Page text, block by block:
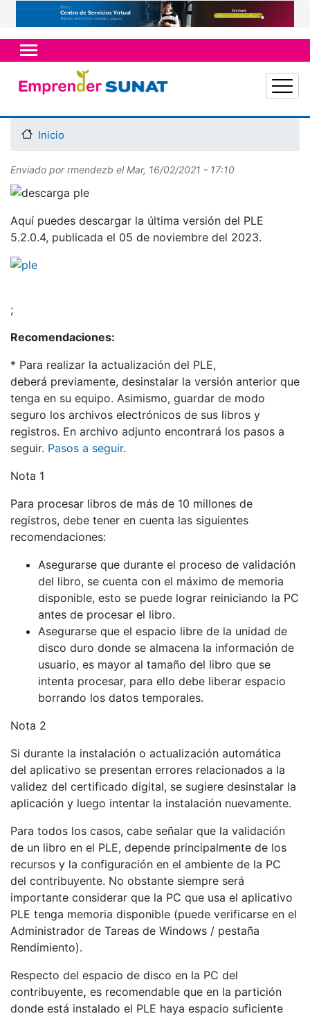
Pasar
al
contenido
principal
Inicio
Enviado porrmendezb elMar, 16/02/2021 - 17:10
Aquí puedes descargar la última versión del PLE
5.2.0.4, publicada el 05 de noviembre del 2023.
;
Recomendaciones:
* Para realizar la actualización del PLE,
deberá previamente, desinstalar la versión anterior que
tenga en su equipo. Asimismo, guardar de modo
seguro los archivos electrónicos de sus libros y
registros. En archivo adjunto encontrará los pasos a
seguir. Pasos a seguir.
Nota 1
Para procesar libros de más de 10 millones de
registros, debe tener en cuenta las siguientes
recomendaciones:
Asegurarse que durante el proceso de validación
del libro, se cuenta con el máximo de memoria
disponible, esto se puede lograr reiniciando la PC
antes de procesar el libro.
Asegurarse que el espacio libre de la unidad de
disco duro donde se almacena la información de
usuario, es mayor al tamaño del libro que se
intenta procesar, para ello debe liberar espacio
borrando los datos temporales.
Nota 2
Si durante la instalación o actualización automática
del aplicativo se presentan errores relacionados a la
validez del certificado digital, se sugiere desinstalar la
aplicación y luego intentar la instalación nuevamente.
Para todos los casos, cabe señalar que la validación
de un libro en el PLE, depende principalmente de los
recursos y la configuración en el ambiente de la PC
del contribuyente. No obstante siempre será
importante considerar que la PC que usa el aplicativo
PLE tenga memoria disponible (puede verificarse en el
Administrador de Tareas de Windows / pestaña
Rendimiento).
Respecto del espacio de disco en la PC del
contribuyente, es recomendable que en la partición
donde está instalado el PLE haya espacio suficiente